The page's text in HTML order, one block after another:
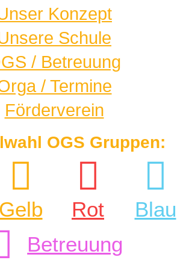
Konzept
Schule
/ Betreuung
/ Termine
Förderverein
OGS Gruppen:
Gelb Rot
Blau
Betreuung